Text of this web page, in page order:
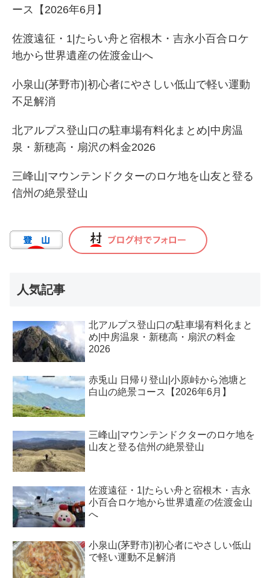
ース【2026年6月】
佐渡遠征・1|たらい舟と宿根木・吉永小百合ロケ
地から世界遺産の佐渡金山へ
小泉山(茅野市)|初心者にやさしい低山で軽い運動
不足解消
北アルプス登山口の駐車場有料化まとめ|中房温
泉・新穂高・扇沢の料金2026
三峰山|マウンテンドクターのロケ地を山友と登る
信州の絶景登山
人気記事
北アルプス登山口の駐車場有料化まと
め|中房温泉・新穂高・扇沢の料金
2026
赤兎山 日帰り登山|小原峠から池塘と
白山の絶景コース【2026年6月】
三峰山|マウンテンドクターのロケ地を
山友と登る信州の絶景登山
佐渡遠征・1|たらい舟と宿根木・吉永
小百合ロケ地から世界遺産の佐渡金山
へ
小泉山(茅野市)|初心者にやさしい低山
で軽い運動不足解消